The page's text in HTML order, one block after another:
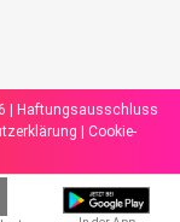
| Haftungsausschluss
| Cookie-